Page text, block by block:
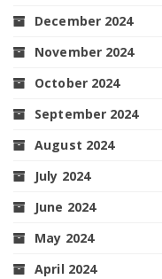
December 2024
November 2024
October 2024
September 2024
August 2024
July 2024
June 2024
May 2024
April 2024